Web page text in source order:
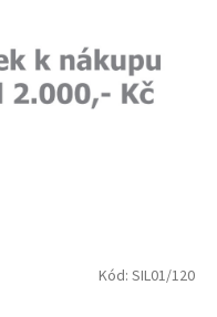
Kód: SIL01/120